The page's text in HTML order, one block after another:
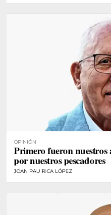
OPINIÓN
Primero fueron
por nuestros pescadores
JOAN PAU RICA LÓPEZ